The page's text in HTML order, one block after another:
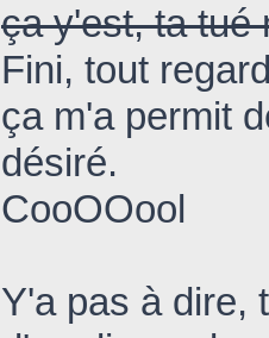
ça y'est, ta tué
Fini, tout
ça m'a permit
désiré.
CooOOool
Y'a pas à dire,